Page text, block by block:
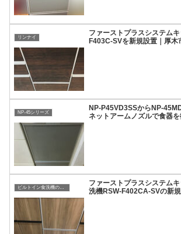
リンナイ
ファーストプラスシステム
F403C-SVを新規設置｜厚木
NP-45シリーズ
NP-P45VD3SSからNP-
ネットアームノズルで食器
ビルトイン食洗機の複雑な設置工事もお任せください！
ファーストプラスシステム
洗機RSW-F402CA-SVの新